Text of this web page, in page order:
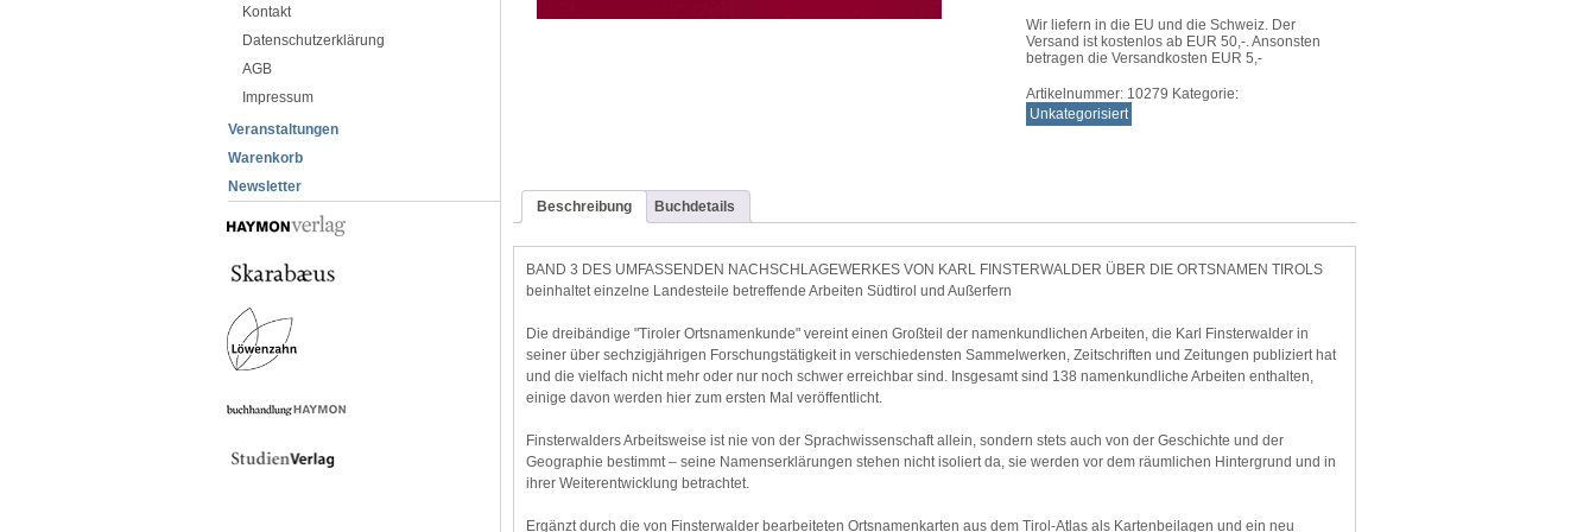
Kontakt
Datenschutzerklärung
AGB
Impressum
Veranstaltungen
Warenkorb
Newsletter
und
Außerfern
Menge
Wir liefern in die EU und die Schweiz. Der
Versand ist kostenlos ab EUR 50,-. Ansonsten
betragen die Versandkosten EUR 5,-
Artikelnummer: 10279 Kategorie:
Unkategorisiert
Beschreibung Buchdetails
BAND 3 DES UMFASSENDEN NACHSCHLAGEWERKES VON KARL FINSTERWALDER ÜBER DIE ORTSNAMEN TIROLS
beinhaltet einzelne Landesteile betreffende Arbeiten Südtirol und Außerfern
Die dreibändige "Tiroler Ortsnamenkunde" vereint einen Großteil der namenkundlichen Arbeiten, die Karl Finsterwalder in
seiner über sechzigjährigen Forschungstätigkeit in verschiedensten Sammelwerken, Zeitschriften und Zeitungen publiziert hat
und die vielfach nicht mehr oder nur noch schwer erreichbar sind. Insgesamt sind 138 namenkundliche Arbeiten enthalten,
einige davon werden hier zum ersten Mal veröffentlicht.
Finsterwalders Arbeitsweise ist nie von der Sprachwissenschaft allein, sondern stets auch von der Geschichte und der
Geographie bestimmt – seine Namenserklärungen stehen nicht isoliert da, sie werden vor dem räumlichen Hintergrund und in
ihrer Weiterentwicklung betrachtet.
Ergänzt durch die von Finsterwalder bearbeiteten Ortsnamenkarten aus dem Tirol-Atlas als Kartenbeilagen und ein neu